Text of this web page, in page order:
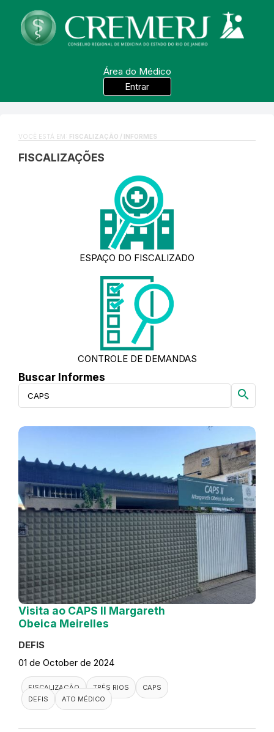
Área do Médico
Entrar
VOCÊ ESTÁ EM: FISCALIZAÇÃO / INFORMES
FISCALIZAÇÕES
ESPAÇO DO FISCALIZADO
CONTROLE DE DEMANDAS
Buscar Informes
search
Visita ao CAPS II Margareth
Obeica Meirelles
DEFIS
01 de October de 2024
FISCALIZAÇÃO TRÊS RIOS
CAPS
DEFIS
ATO MÉDICO